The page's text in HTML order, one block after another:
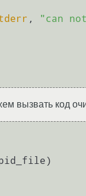
, "can
вызвать код